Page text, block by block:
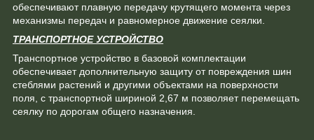
обеспечивают плавную передачу крутящего момента через
механизмы передач и равномерное движение сеялки.
ТРАНСПОРТНОЕ УСТРОЙСТВО
Транспортное устройство в базовой комплектации
обеспечивает дополнительную защиту от повреждения шин
стеблями растений и другими объектами на поверхности
поля, с транспортной шириной 2,67 м позволяет перемещать
сеялку по дорогам общего назначения.